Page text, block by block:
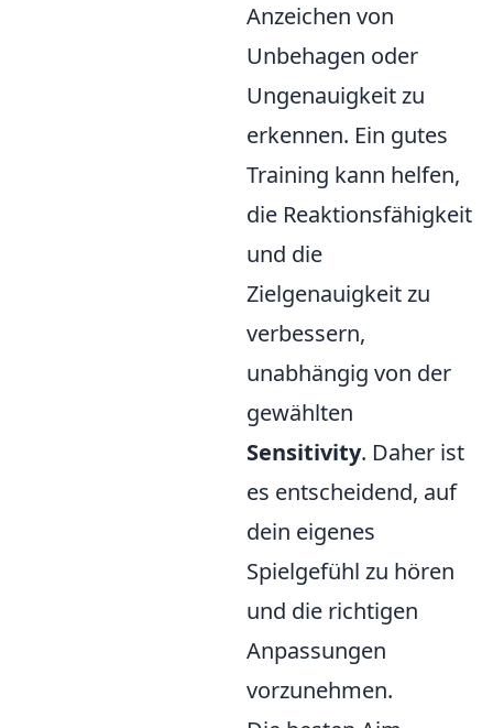
Anzeichen von
Unbehagen oder
Ungenauigkeit zu
erkennen. Ein gutes
Training kann helfen,
die Reaktionsfähigkeit
und die
Zielgenauigkeit zu
verbessern,
unabhängig von der
gewählten
Sensitivity. Daher ist
es entscheidend, auf
dein eigenes
Spielgefühl zu hören
und die richtigen
Anpassungen
vorzunehmen.